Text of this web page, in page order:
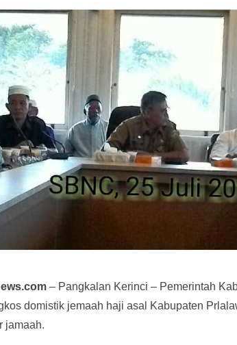
– Pangkalan Kerinci – Pemerintah
domistik jemaah haji asal Kabupaten
jamaah.